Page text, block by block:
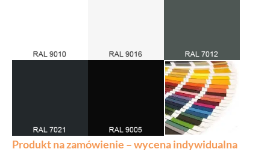
Produkt na zamówienie – wycena indywidualna